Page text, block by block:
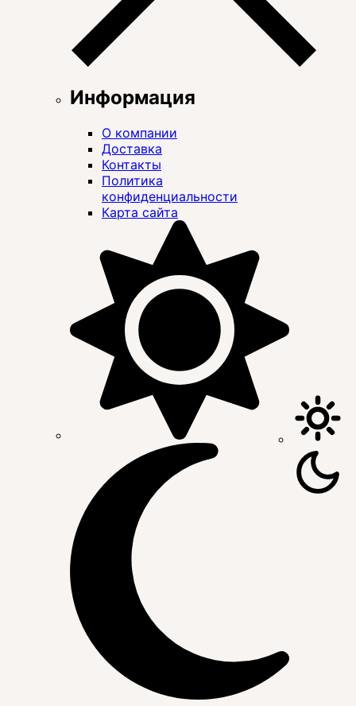
Информация
О компании
Доставка
Контакты
Политика
конфиденциальности
Карта сайта